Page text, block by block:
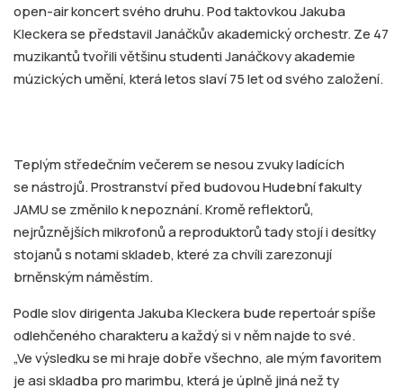
open-air koncert svého druhu. Pod taktovkou Jakuba
Kleckera se představil Janáčkův akademický orchestr. Ze 47
muzikantů tvořili většinu studenti Janáčkovy akademie
múzických umění, která letos slaví 75 let od svého založení.
Teplým středečním večerem se nesou zvuky ladících
se nástrojů. Prostranství před budovou Hudební fakulty
JAMU se změnilo k nepoznání. Kromě reflektorů,
nejrůznějších mikrofonů a reproduktorů tady stojí i desítky
stojanů s notami skladeb, které za chvíli zarezonují
brněnským náměstím.
Podle slov dirigenta Jakuba Kleckera bude repertoár spíše
odlehčeného charakteru a každý si v něm najde to své.
„Ve výsledku se mi hraje dobře všechno, ale mým favoritem
je asi skladba pro marimbu, která je úplně jiná než ty